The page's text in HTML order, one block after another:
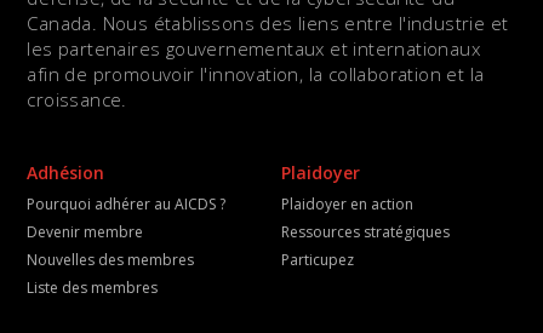
Canada. Nous établissons des liens entre l'industrie et
les partenaires gouvernementaux et internationaux
afin de promouvoir l'innovation, la collaboration et la
croissance.
Adhésion
Pourquoi adhérer au AICDS ?
Devenir membre
Nouvelles des membres
Liste des membres
Plaidoyer
Plaidoyer en action
Ressources stratégiques
Particupez